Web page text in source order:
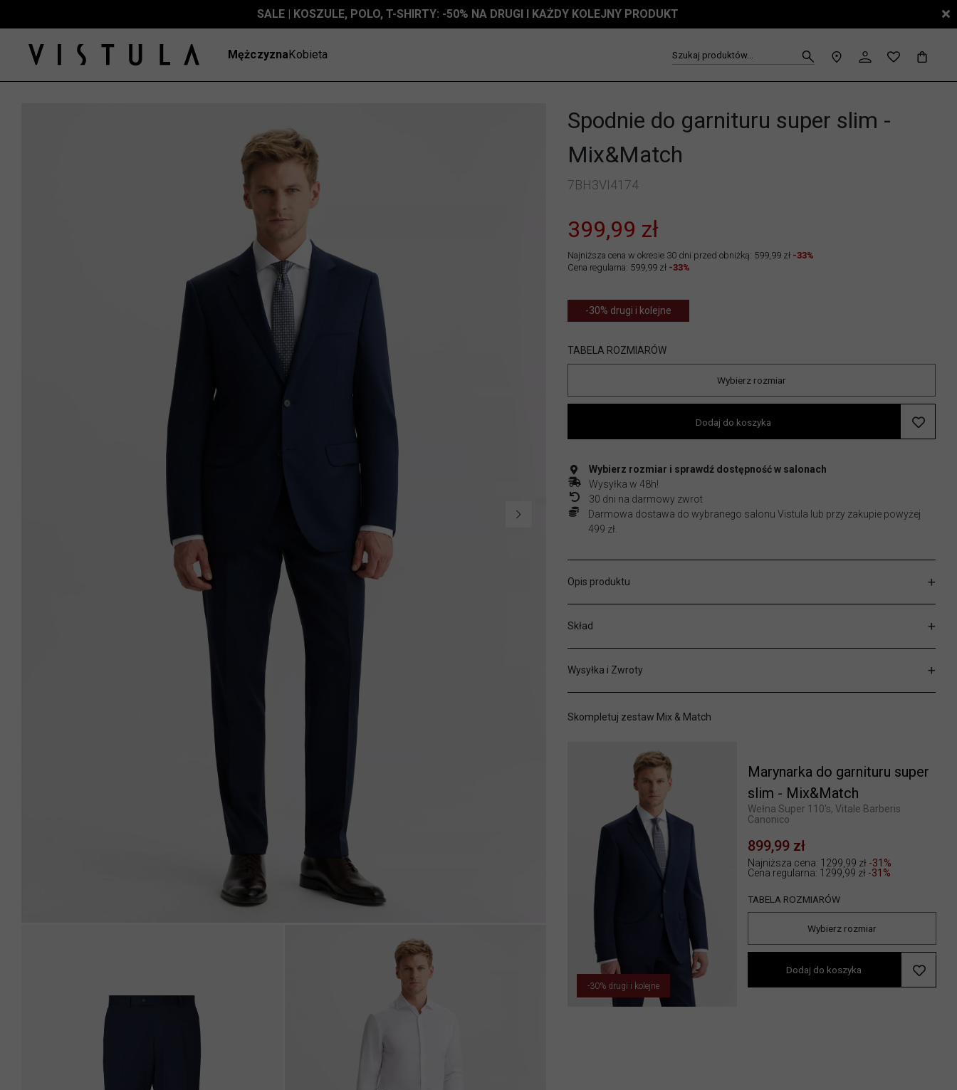
SALE | KOSZULE, POLO, T-SHIRTY: -50% NA DRUGI I KAŻDY KOLEJNY PRODUKT
MężczyznaKobieta Szukaj produktów...
Spodnie do garnituru super slim -
Mix&Match
7BH3VI4174
399,99 zł
Najniższa cena w okresie 30 dni przed obniżką: 599,99 zł -33%
Cena regularna: 599,99 zł -33%
-30% drugi i kolejne
TABELA ROZMIARÓW
Wybierz rozmiar
Dodaj do koszyka
Wybierz rozmiar i sprawdź dostępność w salonach
Wysyłka w 48h!
30 dni na darmowy zwrot
Darmowa dostawa do wybranego salonu Vistula lub przy zakupie powyżej
499 zł.
Opis produktu
Skład
Wysyłka i Zwroty
Skompletuj zestaw Mix & Match
-30% drugi i kolejne
Marynarka do garnituru super
slim - Mix&Match
Wełna Super 110's, Vitale Barberis
Canonico
899,99 zł
Najniższa cena: 1299,99 zł -31%
Cena regularna: 1299,99 zł -31%
TABELA ROZMIARÓW
Wybierz rozmiar
Dodaj do koszyka